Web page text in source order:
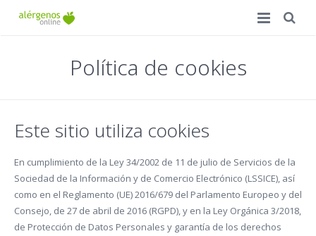
Campus de Formación
FAQ
Política de cookies
Este sitio utiliza cookies
En cumplimiento de la Ley 34/2002 de 11 de julio de Servicios de la
Sociedad de la Información y de Comercio Electrónico (LSSICE), así
como en el Reglamento (UE) 2016/679 del Parlamento Europeo y del
Consejo, de 27 de abril de 2016 (RGPD), y en la Ley Orgánica 3/2018,
de Protección de Datos Personales y garantía de los derechos